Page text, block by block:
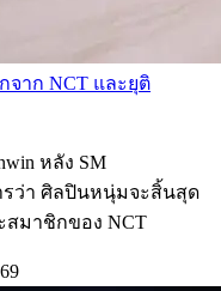
กจาก NCT และยุติ
หลัง SM
ารว่า ศิลปินหนุ่มจะสิ้นสุด
มาชิกของ NCT